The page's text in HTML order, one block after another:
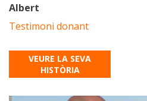
Albert
Testimoni donant
VEURE LA SEVA
HISTÒRIA